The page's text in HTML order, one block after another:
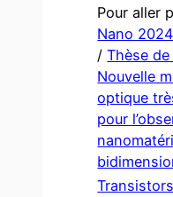
Pour aller
Nano 2024
/Thèse
Nouvelle
optique
pour